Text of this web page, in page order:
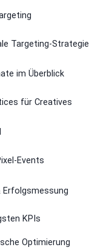
Targeting-Strategie
im Überblick
für Creatives
Events
Erfolgsmessung
KPIs
Optimierung